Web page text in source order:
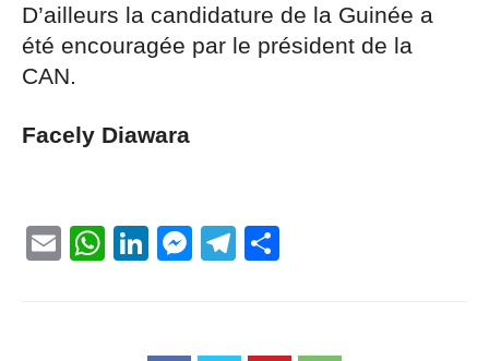
D’ailleurs la candidature de la Guinée a
été encouragée par le président de la
CAN.
Facely Diawara
EmailWhatsApp
LinkedIn
Messenger
Telegram